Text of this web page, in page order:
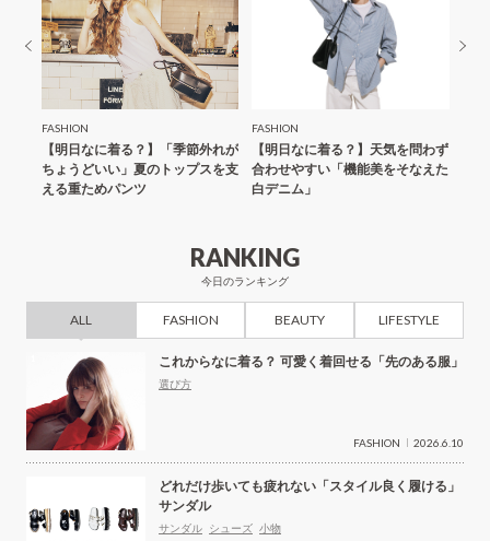
FASHION
【明日なに着る？】「季節外れが
ちょうどいい」夏のトップスを支
える重ためパンツ
FASHION
【明日なに着る？】天気を問わず
合わせやすい「機能美をそなえた
白デニム」
RANKING
今日のランキング
ALL FASHION BEAUTY LIFESTYLE
これからなに着る？ 可愛く着回せる「先のある服」
選び方
FASHION 2026.6.10
どれだけ歩いても疲れない「スタイル良く履ける」
サンダル
サンダル シューズ 小物